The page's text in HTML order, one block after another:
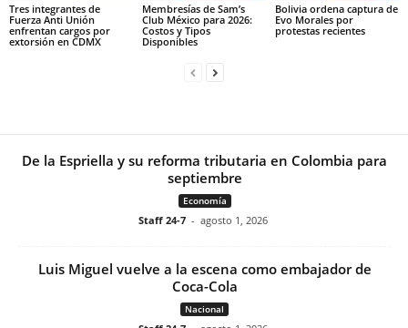
Tres integrantes de
Fuerza Anti Unión
enfrentan cargos por
extorsión en CDMX
Membresías de Sam’s
Club México para 2026:
Costos y Tipos
Disponibles
Bolivia ordena captura de
Evo Morales por
protestas recientes
De la Espriella y su reforma tributaria en Colombia para
septiembre
Economía
Staff 24-7 - agosto 1, 2026
Luis Miguel vuelve a la escena como embajador de
Coca-Cola
Nacional